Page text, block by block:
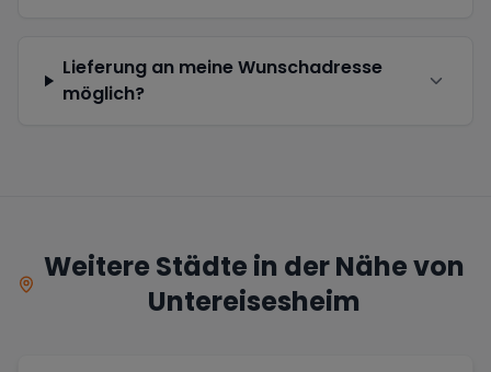
Lieferung an meine Wunschadresse
möglich?
Weitere Städte in der Nähe von
Untereisesheim